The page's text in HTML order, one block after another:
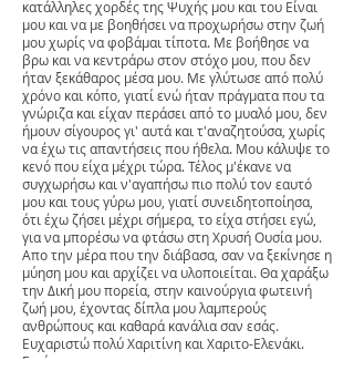
κατάλληλες χορδές της Ψυχής μου και του Είναι
μου και να με βοηθήσει να προχωρήσω στην ζωή
μου χωρίς να φοβάμαι τίποτα. Με βοήθησε να
βρω και να κεντράρω στον στόχο μου, που δεν
ήταν ξεκάθαρος μέσα μου. Με γλύτωσε από πολύ
χρόνο και κόπο, γιατί ενώ ήταν πράγματα που τα
γνώριζα και είχαν περάσει από το μυαλό μου, δεν
ήμουν σίγουρος γι' αυτά και τ'αναζητούσα, χωρίς
να έχω τις απαντήσεις που ήθελα. Μου κάλυψε το
κενό που είχα μέχρι τώρα. Τέλος μ'έκανε να
συγχωρήσω και ν'αγαπήσω πιο πολύ τον εαυτό
μου και τους γύρω μου, γιατί συνειδητοποίησα,
ότι έχω ζήσει μέχρι σήμερα, το είχα στήσει εγώ,
για να μπορέσω να φτάσω στη Χρυσή Ουσία μου.
Απο την μέρα που την διάβασα, σαν να ξεκίνησε η
μύηση μου και αρχίζει να υλοποιείται. Θα χαράξω
την Δική μου πορεία, στην καινούργια φωτεινή
ζωή μου, έχοντας δίπλα μου λαμπερούς
ανθρώπους και καθαρά κανάλια σαν εσάς.
Ευχαριστώ πολύ Χαριτίνη και Χαριτο-Ελενάκι.
Γεράσιμος